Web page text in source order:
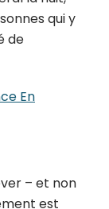
qui y
de
En
– et non
est